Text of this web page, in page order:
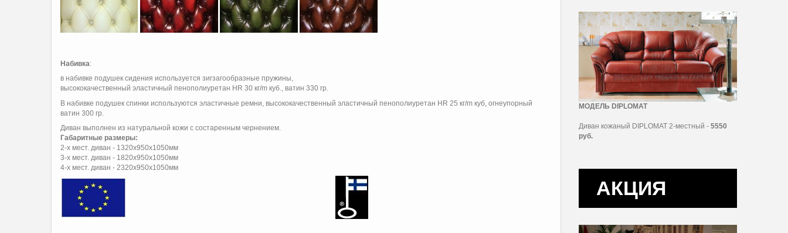
Набивка:
в набивке подушек сидения используется зигзагообразные пружины,
высококачественный эластичный пенополиуретан HR 30 кг/m куб., ватин 330 гр.
В набивке подушек спинки используются эластичные ремни, высококачественный эластичный пенополиуретан HR 25 кг/m куб, огнеупорный
ватин 300 гр.
Диван выполнен из натуральной кожи с состаренным чернением.
Габаритные размеры:
2-х мест. диван - 1320х950х1050мм
3-х мест. диван - 1820х950х1050мм
4-х мест. диван - 2320х950х1050мм
МОДЕЛЬ DIPLOMAT
Диван кожаный DIPLOMAT 2-местный - 5550
руб.
АКЦИЯ